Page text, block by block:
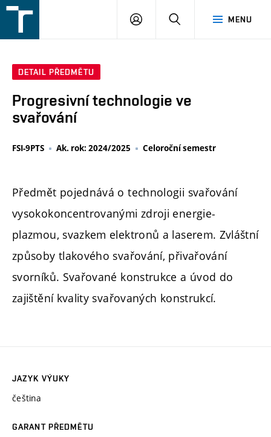
v
MENU
PŘIHLÁŠENÍ
DETAIL PŘEDMĚTU
Progresivní technologie ve
svařování
FSI-9PTS Ak. rok: 2024/2025 Celoroční semestr
Předmět pojednává o technologii svařování
vysokokoncentrovanými zdroji energie-
plazmou, svazkem elektronů a laserem. Zvláštní
způsoby tlakového svařování, přivařování
svorníků. Svařované konstrukce a úvod do
zajištění kvality svařovaných konstrukcí.
JAZYK VÝUKY
čeština
GARANT PŘEDMĚTU